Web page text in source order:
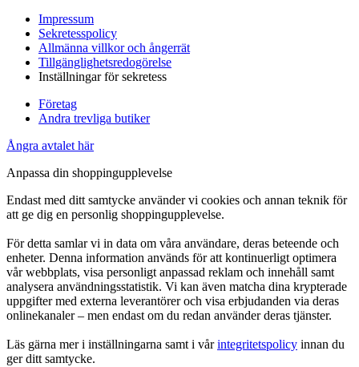
Impressum
Sekretesspolicy
Allmänna villkor och ångerrät
Tillgänglighetsredogörelse
Inställningar för sekretess
Företag
Andra trevliga butiker
Ångra avtalet här
Anpassa din shoppingupplevelse
Endast med ditt samtycke använder vi cookies och annan teknik för
att ge dig en personlig shoppingupplevelse.
För detta samlar vi in data om våra användare, deras beteende och
enheter. Denna information används för att kontinuerligt optimera
vår webbplats, visa personligt anpassad reklam och innehåll samt
analysera användningsstatistik. Vi kan även matcha dina krypterade
uppgifter med externa leverantörer och visa erbjudanden via deras
onlinekanaler – men endast om du redan använder deras tjänster.
Läs gärna mer i inställningarna samt i vårintegritetspolicy innan du
ger ditt samtycke.